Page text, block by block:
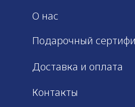
Подарочный
О нас
Контакты
Доставка и оплата